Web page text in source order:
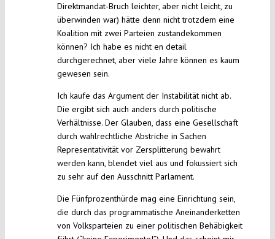
Direktmandat-Bruch leichter, aber nicht leicht, zu
überwinden war) hätte denn nicht trotzdem eine
Koalition mit zwei Parteien zustandekommen
können? Ich habe es nicht en detail
durchgerechnet, aber viele Jahre können es kaum
gewesen sein.
Ich kaufe das Argument der Instabilität nicht ab.
Die ergibt sich auch anders durch politische
Verhältnisse. Der Glauben, dass eine Gesellschaft
durch wahlrechtliche Abstriche in Sachen
Representativität vor Zersplitterung bewahrt
werden kann, blendet viel aus und fokussiert sich
zu sehr auf den Ausschnitt Parlament.
Die Fünfprozenthürde mag eine Einrichtung sein,
die durch das programmatische Aneinanderketten
von Volksparteien zu einer politischen Behäbigkeit